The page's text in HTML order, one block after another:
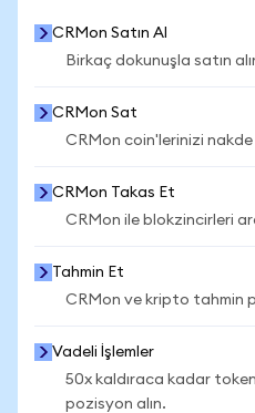
CRMon Satın Al
Birkaç dokunuşla satın
CRMon Sat
CRMon coin'lerinizi nakde
CRMon Takas Et
CRMon ile blokzincirleri
Tahmin Et
CRMon ve kripto tahmin
Vadeli İşlemler
50x kaldıraca kadar
pozisyon alın.